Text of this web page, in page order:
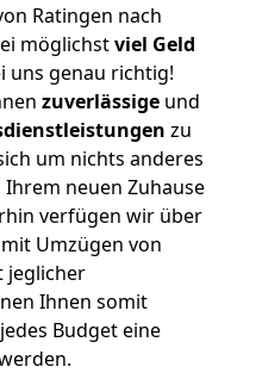
Ratingen nach
möglichstviel Geld
uns genau richtig!
zuverlässige und
zu
um nichts anderes
neuen Zuhause
verfügen wir über
Umzügen von
jeglicher
Ihnen somit
Budget eine